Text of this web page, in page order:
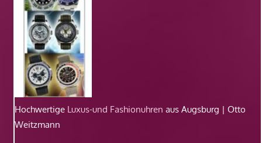
Hochwertige Luxus-und Fashionuhren aus Augsburg | Otto
Weitzmann